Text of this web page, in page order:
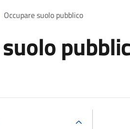
Occupare suolo pubblico